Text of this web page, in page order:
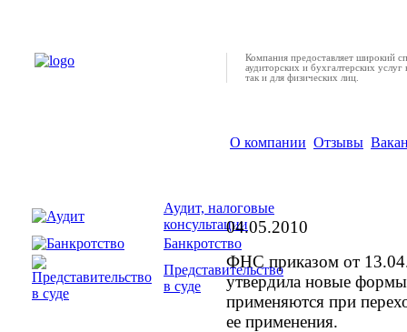
Аудит, налоговые
консультации
Банкротство
Представительство
в суде
Компания предоставляет широкий
аудиторских и бухгалтерских услуг
так и для физических лиц.
О компании Отзывы
04.05.2010
ФНС приказом от
утвердила новые
применяются при
ее применения.